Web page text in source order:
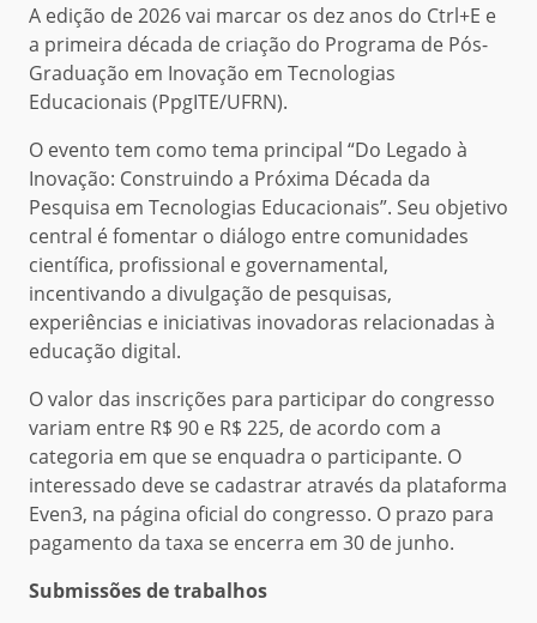
A edição de 2026 vai marcar os dez anos do Ctrl+E e
a primeira década de criação do Programa de Pós-
Graduação em Inovação em Tecnologias
Educacionais (PpgITE/UFRN).
O evento tem como tema principal “Do Legado à
Inovação: Construindo a Próxima Década da
Pesquisa em Tecnologias Educacionais”. Seu objetivo
central é fomentar o diálogo entre comunidades
científica, profissional e governamental,
incentivando a divulgação de pesquisas,
experiências e iniciativas inovadoras relacionadas à
educação digital.
O valor das inscrições para participar do congresso
variam entre R$ 90 e R$ 225, de acordo com a
categoria em que se enquadra o participante. O
interessado deve se cadastrar através da plataforma
Even3, na página oficial do congresso. O prazo para
pagamento da taxa se encerra em 30 de junho.
Submissões de trabalhos